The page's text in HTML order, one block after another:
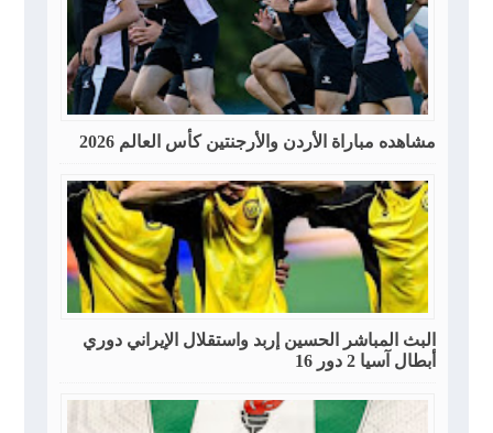
مشاهده مباراة الأردن والأرجنتين كأس العالم 2026
البث المباشر الحسين إربد واستقلال الإيراني دوري
أبطال آسيا 2 دور 16